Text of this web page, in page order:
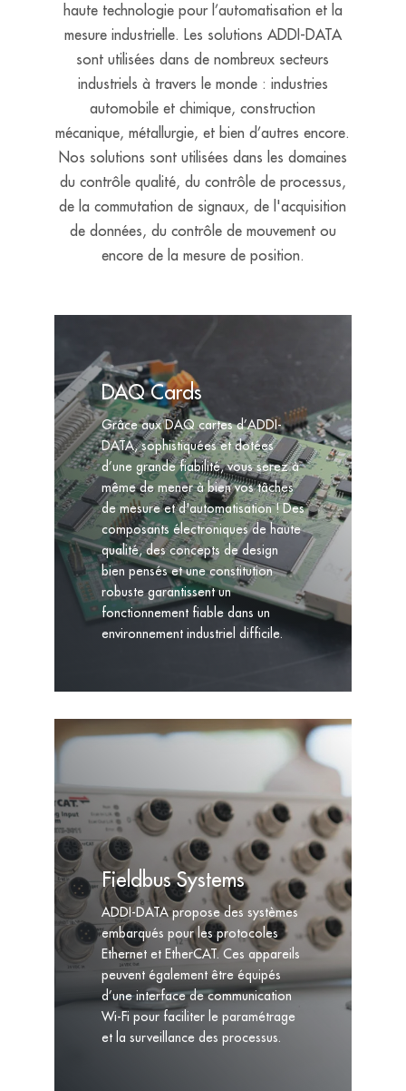
haute technologie pour l’automatisation et la
mesure industrielle. Les solutions ADDI-DATA
sont utilisées dans de nombreux secteurs
industriels à travers le monde : industries
automobile et chimique, construction
mécanique, métallurgie, et bien d’autres encore.
Nos solutions sont utilisées dans les domaines
du contrôle qualité, du contrôle de processus,
de la commutation de signaux, de l'acquisition
de données, du contrôle de mouvement ou
encore de la mesure de position.
DAQ Cards
Grâce aux DAQ cartes d’ADDI-
DATA, sophistiquées et dotées
d’une grande fiabilité, vous serez à
même de mener à bien vos tâches
de mesure et d'automatisation ! Des
composants électroniques de haute
qualité, des concepts de design
bien pensés et une constitution
robuste garantissent un
fonctionnement fiable dans un
environnement industriel difficile.
Fieldbus Systems
ADDI-DATA propose des systèmes
embarqués pour les protocoles
Ethernet et EtherCAT. Ces appareils
peuvent également être équipés
d’une interface de communication
Wi-Fi pour faciliter le paramétrage
et la surveillance des processus.